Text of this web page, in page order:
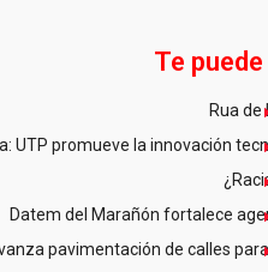
Te
Rua de
UTP promueve la innovación
Datem del Marañón fortalece
pavimentación de calles